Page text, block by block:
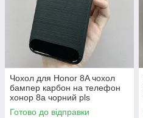
Чохол для Honor 8A чохол
бампер карбон на телефон
хонор 8а чорний pls
Готово до відправки